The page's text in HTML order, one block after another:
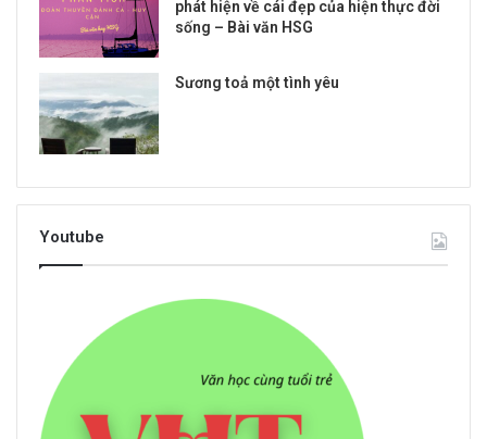
phát hiện về cái đẹp của hiện thực đời
sống – Bài văn HSG
Sương toả một tình yêu
Youtube